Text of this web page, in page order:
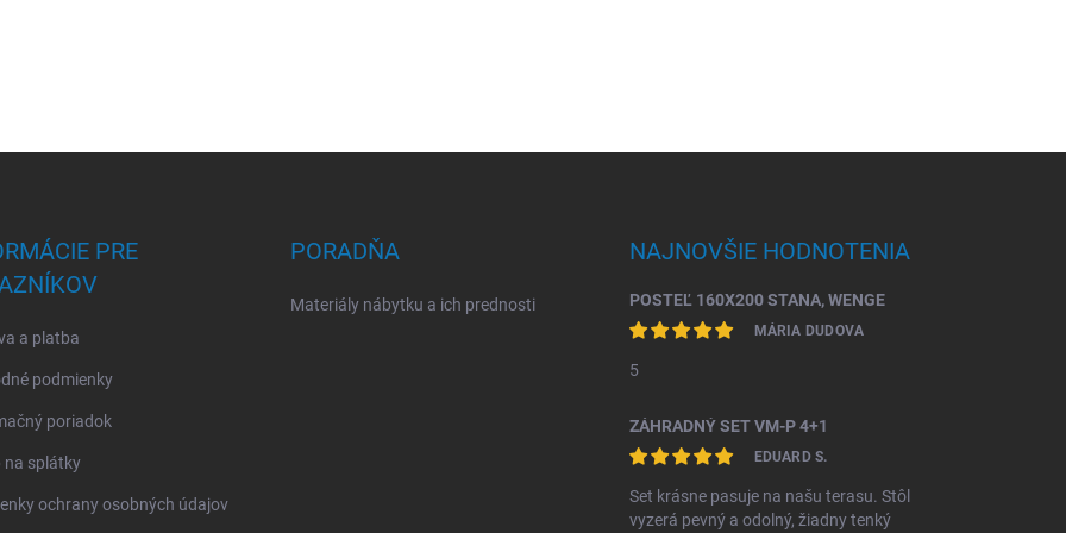
PRE
a platba
podmienky
poriadok
na splátky
ochrany osobných údajov
PORADŇA
Materiály nábytku a ich prednosti
NAJNOVŠIE HODNOTENIA
POSTEĽ 160X200 STANA, WENGE
MÁRIA DUDOVA
5
ZÁHRADNÝ SET VM-P 4+1
EDUARD S.
Set krásne pasuje na našu terasu. Stôl
vyzerá pevný a odolný, žiadny tenký